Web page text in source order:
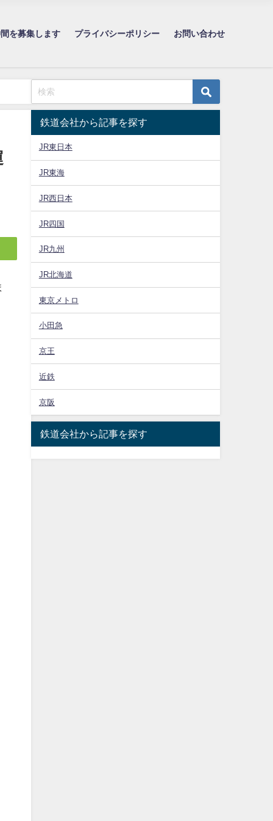
を募集します プライバシーポリシー お問い合わせ
鉄道会社から記事を探す
JR東日本
JR東海
JR西日本
JR四国
JR九州
JR北海道
東京メトロ
小田急
京王
近鉄
京阪
鉄道会社から記事を探す